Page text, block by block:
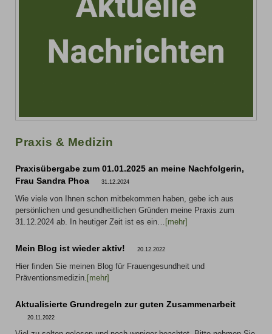
Praxis & Medizin
Praxisübergabe zum 01.01.2025 an meine Nachfolgerin,
Frau Sandra Phoa
31.12.2024
Wie viele von Ihnen schon mitbekommen haben, gebe ich aus
persönlichen und gesundheitlichen Gründen meine Praxis zum
31.12.2024 ab. In heutiger Zeit ist es ein…
[mehr]
Mein Blog ist wieder aktiv! 20.12.2022
Hier finden Sie meinen Blog für Frauengesundheit und
Präventionsmedizin. [mehr]
Aktualisierte Grundregeln zur guten Zusammenarbeit
20.11.2022